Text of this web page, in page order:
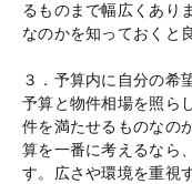
るものまで幅広くあり
なのかを知っておくと
３．予算内に自分の希
予算と物件相場を照ら
件を満たせるものなの
算を一番に考えるなら
す。広さや環境を重視